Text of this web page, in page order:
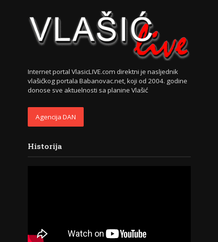
Internet portal VlasicLIVE.com direktni je nasljednik
vlašićkog portala Babanovac.net, koji od 2004. godine
donose sve aktuelnosti sa planine Vlašić
Agencija DAN
Historija